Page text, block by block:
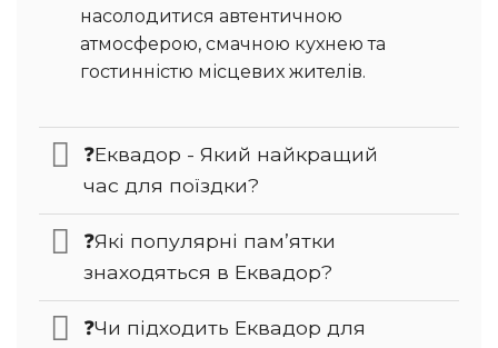
насолодитися автентичною
атмосферою, смачною кухнею та
гостинністю місцевих жителів.
❓Еквадор - Який найкращий
час для поїздки?
❓Які популярні пам’ятки
знаходяться в Еквадор?
❓Чи підходить Еквадор для